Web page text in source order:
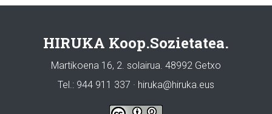
HIRUKA Koop.Sozietatea.
Martikoena 16, 2. solairua. 48992 Getxo
Tel.: 944 911 337 · hiruka@hiruka.eus